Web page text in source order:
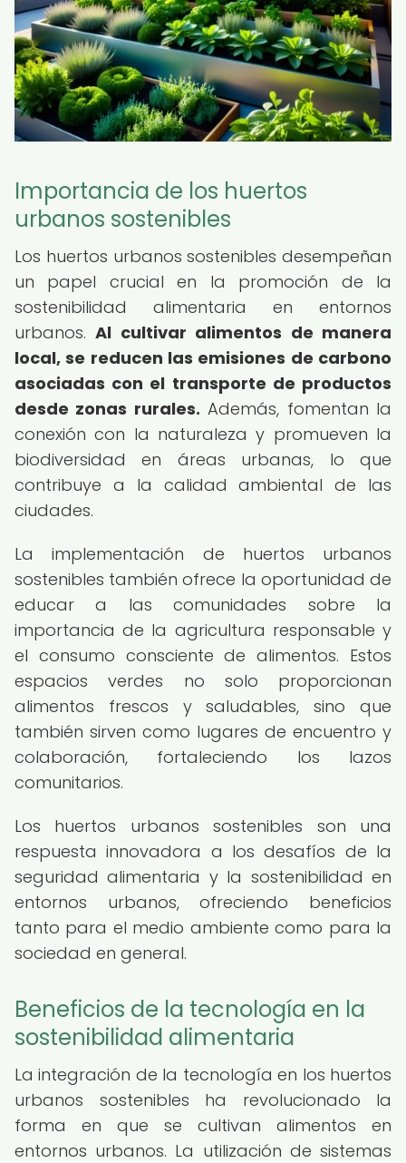
Importancia de los huertos
urbanos sostenibles
Los huertos urbanos sostenibles desempeñan
un papel crucial en la promoción de la
sostenibilidad alimentaria en entornos
urbanos.Al cultivar alimentos de manera
local, se reducen las emisiones de carbono
asociadas con el transporte de productos
desde zonas rurales. Además, fomentan la
conexión con la naturaleza y promueven la
biodiversidad en áreas urbanas, lo que
contribuye a la calidad ambiental de las
ciudades.
La implementación de huertos urbanos
sostenibles también ofrece la oportunidad de
educar a las comunidades sobre la
importancia de la agricultura responsable y
el consumo consciente de alimentos. Estos
espacios verdes no solo proporcionan
alimentos frescos y saludables, sino que
también sirven como lugares de encuentro y
colaboración, fortaleciendo los lazos
comunitarios.
Los huertos urbanos sostenibles son una
respuesta innovadora a los desafíos de la
seguridad alimentaria y la sostenibilidad en
entornos urbanos, ofreciendo beneficios
tanto para el medio ambiente como para la
sociedad en general.
Beneficios de la tecnología en la
sostenibilidad alimentaria
La integración de la tecnología en los huertos
urbanos sostenibles ha revolucionado la
forma en que se cultivan alimentos en
entornos urbanos. La utilización de sistemas